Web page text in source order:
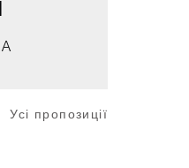
Усі пропозиції